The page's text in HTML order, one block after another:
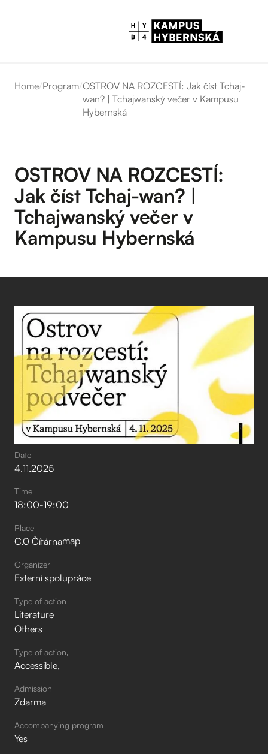
Home/Program/OSTROV NA ROZCESTÍ: Jak číst Tchaj-
wan? | Tchajwanský večer v Kampusu
Hybernská
OSTROV NA ROZCESTÍ:
Jak číst Tchaj-wan? |
Tchajwanský večer v
Kampusu Hybernská
Date
4.11.2025
Time
18:00-19:00
Place
C.0 Čítárnamap
Organizer
Externí spolupráce
Type of action
Literature
Others
Type of action
Accessible
Admission
Zdarma
Accompanying program
Yes